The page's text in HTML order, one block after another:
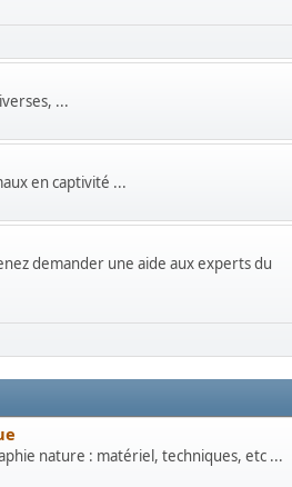
...
en captivité ...
demander une aide aux experts du
nature : matériel, techniques, etc ...